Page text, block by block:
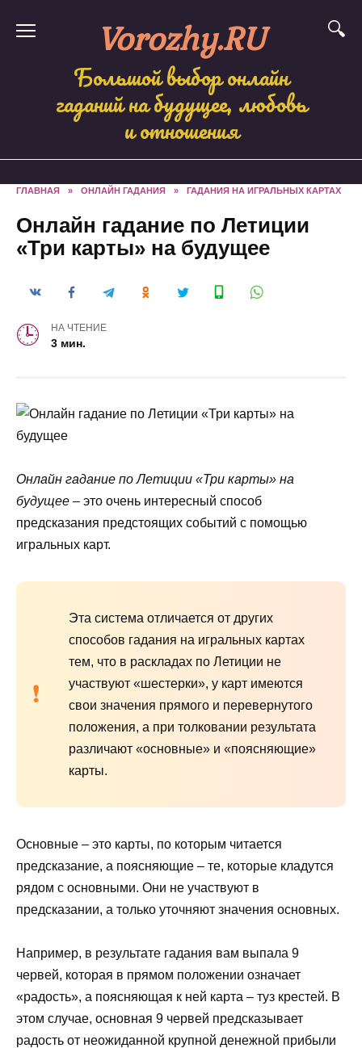
Vorozhy.RU
Большой выбор онлайн
гаданий на будущее, любовь
и отношения
ГЛАВНАЯ » ОНЛАЙН ГАДАНИЯ » ГАДАНИЯ НА ИГРАЛЬНЫХ КАРТАХ
Онлайн гадание по Летиции
«Три карты» на будущее
НА ЧТЕНИЕ
3 мин.
Онлайн гадание по Летиции «Три карты» на
будущее – это очень интересный способ
предсказания предстоящих событий с помощью
игральных карт.
Эта система отличается от других
способов гадания на игральных картах
тем, что в раскладах по Летиции не
участвуют «шестерки», у карт имеются
свои значения прямого и перевернутого
положения, а при толковании результата
различают «основные» и «поясняющие»
карты.
Основные – это карты, по которым читается
предсказание, а поясняющие – те, которые кладутся
рядом с основными. Они не участвуют в
предсказании, а только уточняют значения основных.
Например, в результате гадания вам выпала 9
червей, которая в прямом положении означает
«радость», а поясняющая к ней карта – туз крестей. В
этом случае, основная 9 червей предсказывает
радость от неожиданной крупной денежной прибыли